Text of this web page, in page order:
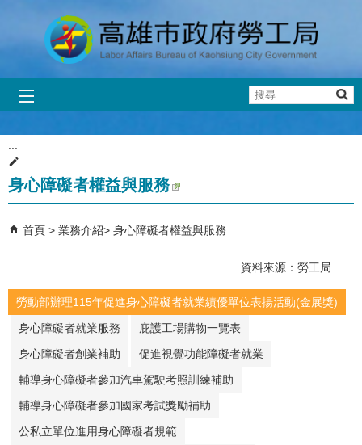
跳到主要內容區塊
搜
尋
:::
身心障礙者權益與服務
首頁 業務介紹 身心障礙者權益與服務
資料來源：勞工局
勞動部辦理115年促進身心障礙者就業績優單位表揚活動(金展獎)
身心障礙者就業服務
庇護工場購物一覽表
身心障礙者創業補助
促進視覺功能障礙者就業
輔導身心障礙者參加汽車駕駛考照訓練補助
輔導身心障礙者參加國家考試獎勵補助
公私立單位進用身心障礙者規範